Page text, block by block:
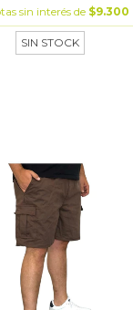
sin interés de $9.300
SIN STOCK